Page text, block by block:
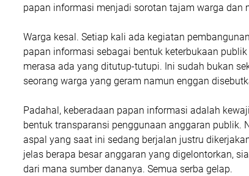
papan informasi menjadi sorotan tajam warga dan
Warga kesal. Setiap kali ada kegiatan
papan informasi sebagai bentuk keterbukaan
merasa ada yang ditutup-tutupi. Ini sudah bukan
seorang warga yang geram namun enggan
Padahal, keberadaan papan informasi adalah
bentuk transparansi penggunaan anggaran publik.
aspal yang saat ini sedang berjalan justru
jelas berapa besar anggaran yang digelontorkan,
dari mana sumber dananya. Semua serba gelap.